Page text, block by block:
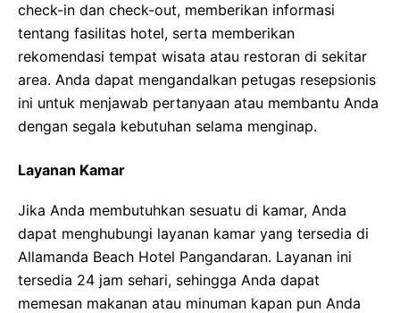
check-in dan check-out, memberikan informasi
tentang fasilitas hotel, serta memberikan
rekomendasi tempat wisata atau restoran di sekitar
area. Anda dapat mengandalkan petugas resepsionis
ini untuk menjawab pertanyaan atau membantu Anda
dengan segala kebutuhan selama menginap.
Layanan Kamar
Jika Anda membutuhkan sesuatu di kamar, Anda
dapat menghubungi layanan kamar yang tersedia di
Allamanda Beach Hotel Pangandaran. Layanan ini
tersedia 24 jam sehari, sehingga Anda dapat
memesan makanan atau minuman kapan pun Anda